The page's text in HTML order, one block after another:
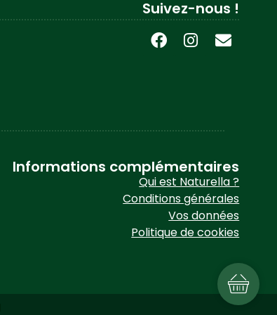
Suivez-nous !
Informations complémentaires
Qui est Naturella ?
Conditions générales
Vos données
Politique de cookies